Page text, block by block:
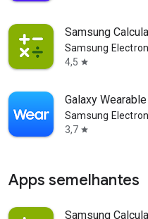
Samsung
Samsung
4,5 star
Galaxy
Samsung
3,7 star
Apps semelhantes
Samsung